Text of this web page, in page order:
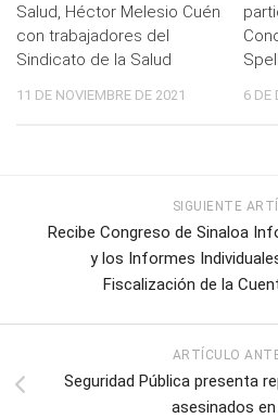
Salud, Héctor Melesio Cuén
con trabajadores del
Sindicato de la Salud
11 DE NOVIEMBRE DE 2021 6 DE
SIGUIENTE
Recibe Congreso de Sinaloa
y los Informes
Fiscalización de la
ARTÍCULO
Seguridad Pública presenta
asesinados